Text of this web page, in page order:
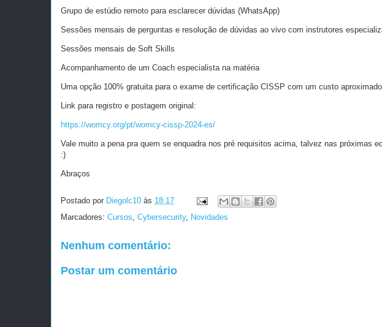
Grupo de estúdio remoto para esclarecer dúvidas (WhatsApp)
Sessões mensais de perguntas e resolução de dúvidas ao vivo com instrutores
Sessões mensais de Soft Skills
Acompanhamento de um Coach especialista na matéria
Uma opção 100% gratuita para o exame de certificação CISSP com um custo
Link para registro e postagem original:
https://womcy.org/pt/womcy-cissp-2024-es/
Vale muito a pena pra quem se enquadra nos pré requisitos acima, talvez nas próximas
:)
Abraços
Postado por Diegolc10 às 18:17
Marcadores: Cursos, Cybersecurity, Novidades
Nenhum comentário:
Postar um comentário